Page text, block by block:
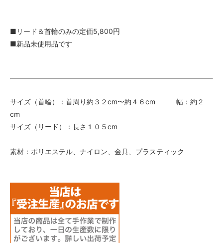
■リード＆首輪のみの定価5,800円
■新品未使用品です
サイズ（首輪）：首周り約３２cm〜約４６cm 幅：約２
cm
サイズ（リード）：長さ１０５cm
素材：ポリエステル、ナイロン、金具、プラスティック